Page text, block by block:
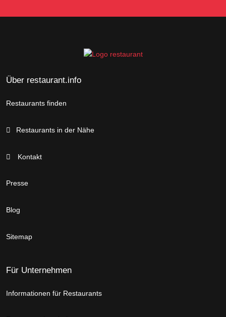
Über restaurant.info
Restaurants finden
Restaurants in der Nähe
Kontakt
Presse
Blog
Sitemap
Für Unternehmen
Informationen für Restaurants